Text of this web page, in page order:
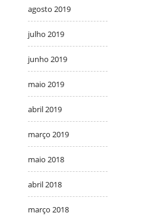
agosto 2019
julho 2019
junho 2019
maio 2019
abril 2019
março 2019
maio 2018
abril 2018
março 2018